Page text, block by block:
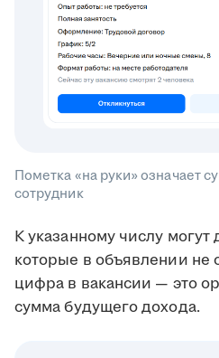
Пометка «на руки» означает
сотрудник
К указанному числу могут
которые в объявлении не
цифра в вакансии — это
сумма будущего дохода.